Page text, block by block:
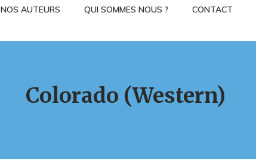
NOS AUTEURS QUI SOMMES NOUS ? CONTACT
Colorado (Western)